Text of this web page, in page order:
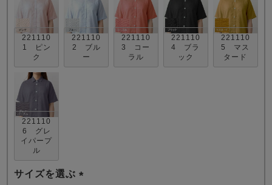
売れ筋ランキング
- Item Ranking -
すべてのデザインのパジャマ一覧はこちら
221110
1 ピン
ク
221110
2 ブル
ー
221110
3 コー
ラル
221110
4 ブラ
ック
221110
5 マス
タード
221110
6 グレ
イパープ
ル
サイズを選ぶ